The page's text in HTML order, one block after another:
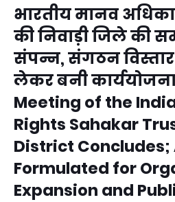
106th birth
a grand
भारतीय मानव
की निवाड़ी जिले की
संपन्न, संगठन
लेकर बनी
Meeting of the
Rights Sahakar
District Concludes;
Formulated for
Expansion and